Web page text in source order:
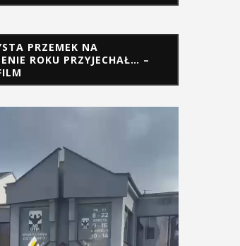
PRZEMEK NA
ROKU PRZYJECHAŁ… –